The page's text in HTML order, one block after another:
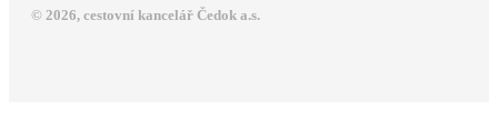
© 2026, cestovní kancelář Čedok a.s.